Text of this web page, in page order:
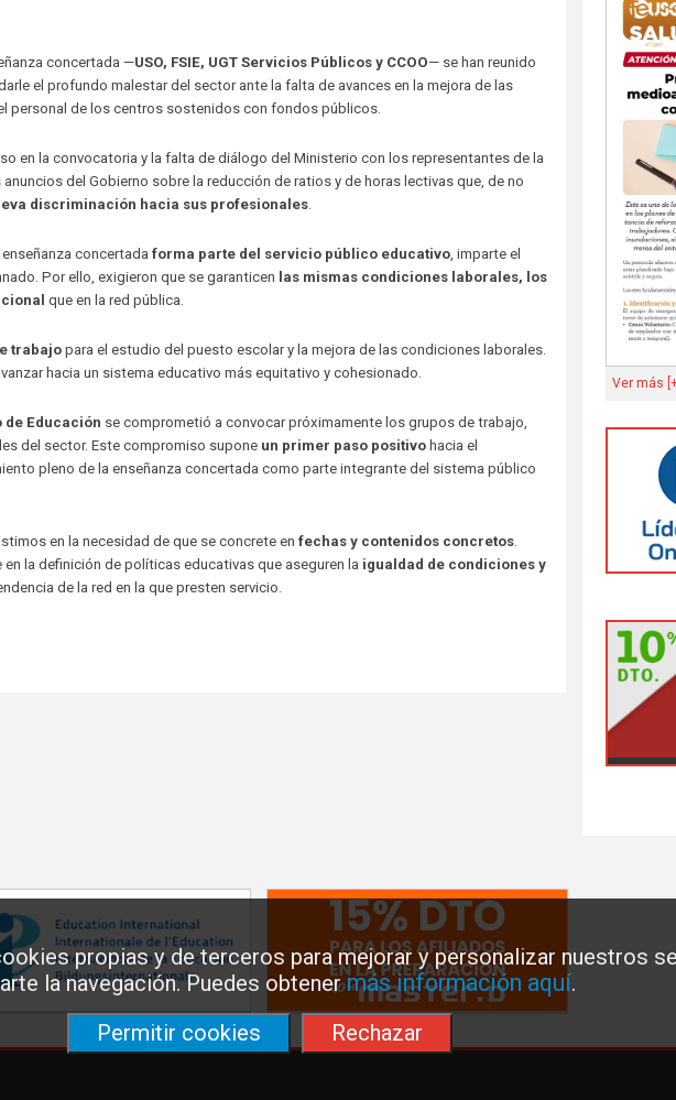
propias y de terceros para mejorar y personalizar nuestros
la navegación. Puedes obtenermás información aquí.
Permitir cookies
Rechazar
concertada —USO, FSIE, UGT Servicios Públicos y CCOO— se han reunido
el profundo malestar del sector ante la falta de avances en la mejora de las
personal de los centros sostenidos con fondos públicos.
en la convocatoria y la falta de diálogo del Ministerio con los representantes de la
del Gobierno sobre la reducción de ratios y de horas lectivas que, de no
discriminación hacia sus profesionales
concertada forma parte del servicio público educativo , imparte el
Por ello, exigieron que se garanticen las mismas condiciones laborales, los
que en la red pública.
trabajo para el estudio del puesto escolar y la mejora de las condiciones laborales.
hacia un sistema educativo más equitativo y cohesionado.
de Educación se comprometió a convocar próximamente los grupos de trabajo,
del sector. Este compromiso supone un primer paso positivo hacia el
pleno de la enseñanza concertada como parte integrante del sistema público
en la necesidad de que se concrete en fechas y contenidos concretos
la definición de políticas educativas que aseguren la igualdad de condiciones y
de la red en la que presten servicio.
Ver más